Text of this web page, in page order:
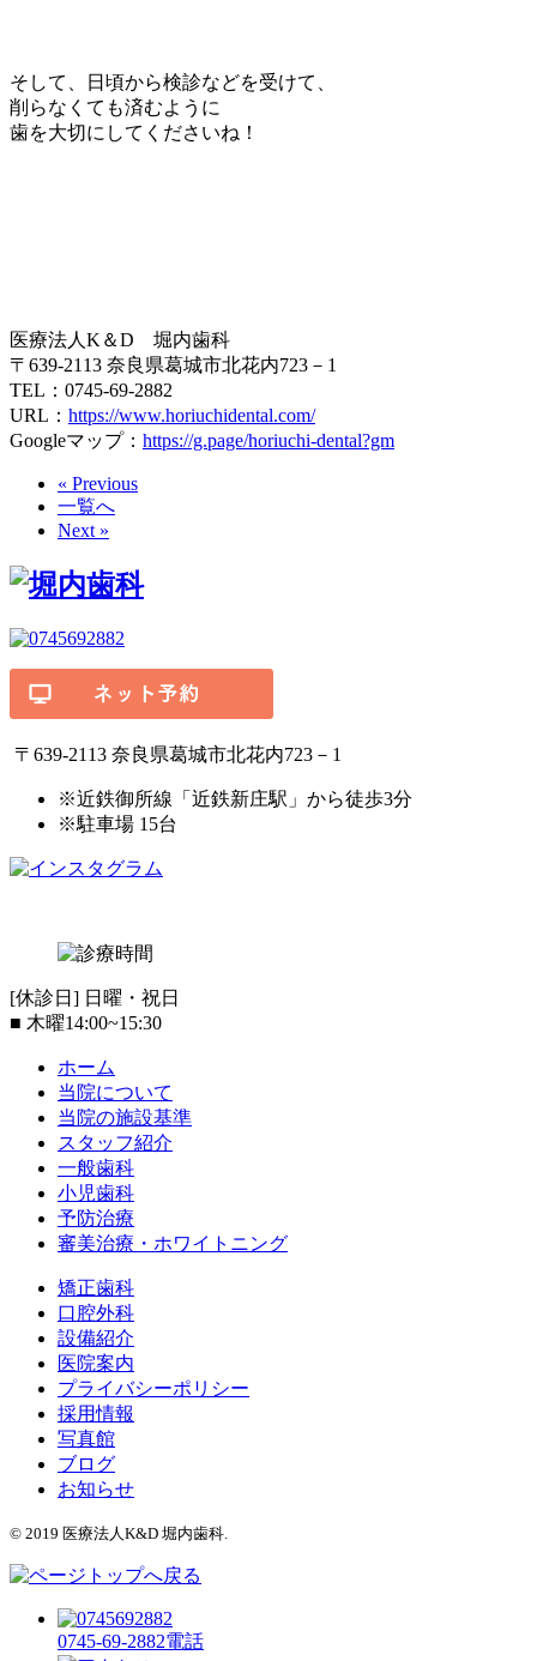
そして、日頃から検診などを受けて、
削らなくても済むように
歯を大切にしてくださいね！
医療法人K＆D 堀内歯科
〒639-2113 奈良県葛城市北花内723－1
TEL：0745-69-2882
URL： https://www.horiuchidental.com/
Googleマップ： https://g.page/horiuchi-dental?gm
« Previous
一覧へ
Next »
〒639-2113 奈良県葛城市北花内723－1
※近鉄御所線「近鉄新庄駅」から徒歩3分
※駐車場 15台
[休診日] 日曜・祝日
■ 木曜14:00~15:30
ホーム
当院について
当院の施設基準
スタッフ紹介
一般歯科
小児歯科
予防治療
審美治療・ホワイトニング
矯正歯科
口腔外科
設備紹介
医院案内
プライバシーポリシー
採用情報
写真館
ブログ
お知らせ
©️ 2019 医療法人K&D 堀内歯科.
0745-69-2882電話